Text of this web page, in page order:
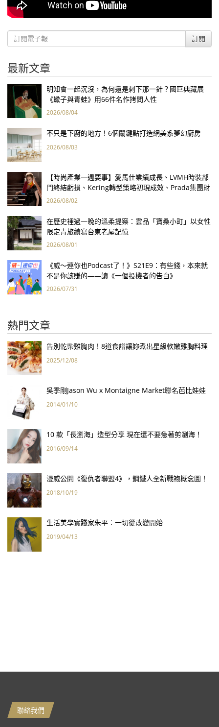
訂閱
最新文章
明知會一起沉沒，為何還是刺下那一針？國巨典藏展
《蠍子與青蛙》用66件名作拷問人性
2026/08/04
不只是下廚的地方！6個關鍵點打造網美系夢幻廚房
2026/08/03
【時尚產業一週要事】愛馬仕業績成長、LVMH時裝部
門終結虧損、Kering轉型策略初現成效、Prada集團財
報亮眼
2026/08/02
在歷史裡過一晚的溫柔提案：雲品「寶桑小町」以女性
限定青旅續寫台東老屋記憶
2026/08/01
《威～連你也Podcast了！》S21E9：有些錢，本來就
不是你該賺的——讀《一個投機者的告白》
2026/07/31
熱門文章
告別乾柴雞胸肉！8道食譜讓妳煮出星級軟嫩雞胸料理
2025/12/08
吳季剛Jason Wu x Montaigne Market聯名芭比娃娃
2014/01/10
10 款「長瀏海」造型分享 現在還不要急著剪瀏海！
2016/09/14
漫威公開《復仇者聯盟4》，鋼鐵人全新戰袍概念圖！
2018/10/19
生活美學實踐家朱平︰一切從改變開始
2019/04/13
聯絡我們